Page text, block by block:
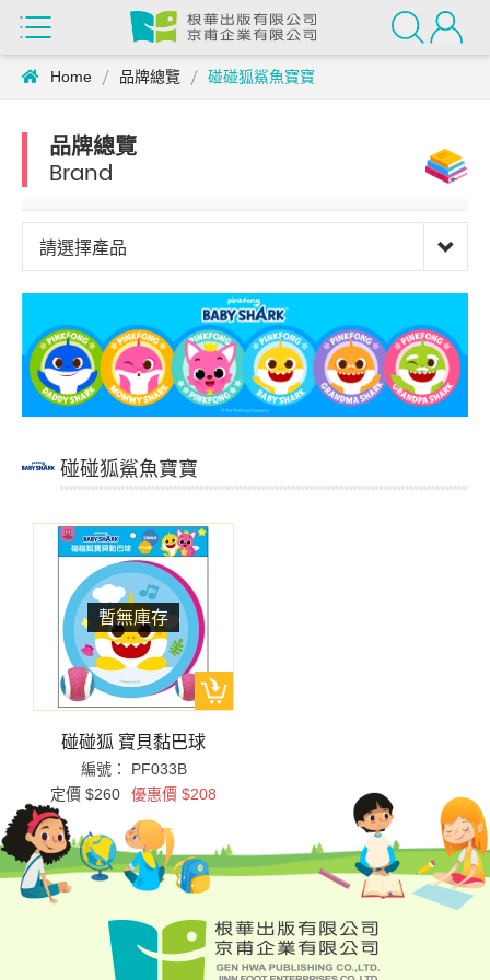
Home 品牌總覽 碰碰狐鯊魚寶寶
品牌總覽
Brand
請選擇產品
碰碰狐鯊魚寶寶
碰碰狐 寶貝黏巴球
編號： PF033B
定價 $260
優惠價 $208